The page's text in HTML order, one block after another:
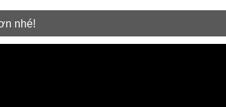
nhé!